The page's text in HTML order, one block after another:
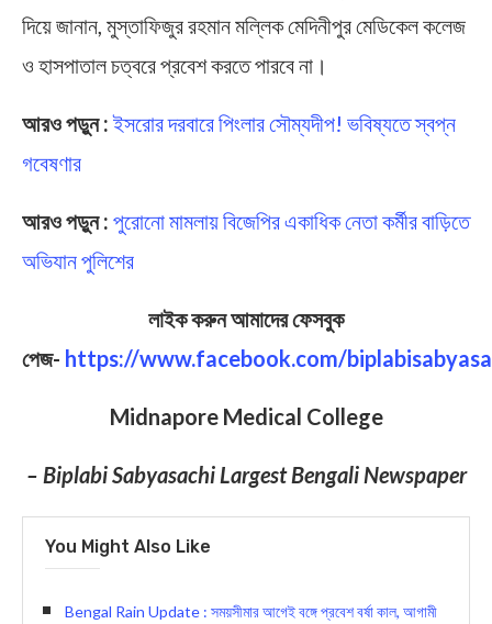
দিয়ে জানান, মুস্তাফিজুর রহমান মল্লিক মেদিনীপুর মেডিকেল কলেজ
ও হাসপাতাল চত্বরে প্রবেশ করতে পারবে না।
আরও পড়ুন : ইসরোর দরবারে পিংলার সৌম্যদীপ! ভবিষ্যতে স্বপ্ন
গবেষণার
আরও পড়ুন : পুরোনো মামলায় বিজেপির একাধিক নেতা কর্মীর বাড়িতে
অভিযান পুলিশের
লাইক করুন আমাদের ফেসবুক
পেজ- https://www.facebook.com/
Midnapore Medical College
– Biplabi Sabyasachi Largest Bengali Newspaper
You Might Also Like
Bengal Rain Update : সময়সীমার আগেই বঙ্গে প্রবেশ বর্ষা কাল, আগামী